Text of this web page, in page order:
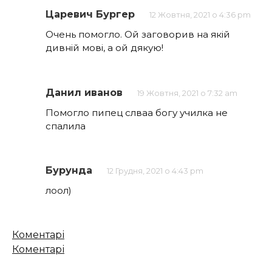
Царевич Бургер 12 Жовтня, 2021 о 4:36 pm
Очень помогло. Ой заговорив на якій
дивній мові, а ой дякую!
Данил иванов 19 Жовтня, 2021 о 7:32 am
Помогло пипец слваа богу училка не
спалила
Бурунда 12 Грудня, 2021 о 4:43 pm
лоол)
Кількість
коментарів
Коментарі
Коментарі